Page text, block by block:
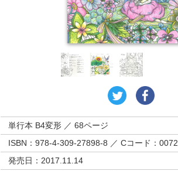
単行本 B4変形 ／ 68ページ
ISBN：978-4-309-27898-8 ／ Cコード：0072
発売日：2017.11.14